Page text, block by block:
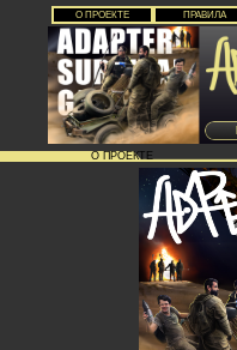
О ПРОЕКТЕ ПРАВИЛА
О ПРОЕКТЕ